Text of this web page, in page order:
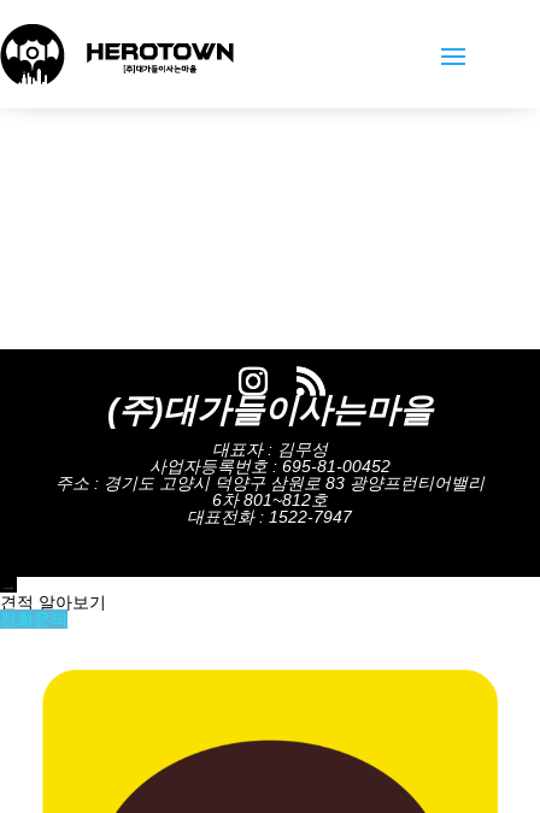
(주)대가들이사는마을
대표자 : 김무성
사업자등록번호 : 695-81-00452
주소 : 경기도 고양시 덕양구 삼원로 83 광양프런티어밸리
6차 801~812호
대표전화 : 1522-7947
→
견적 알아보기
전화문의